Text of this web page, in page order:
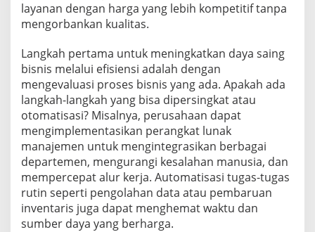
layanan dengan harga yang lebih kompetitif tanpa
mengorbankan kualitas.
Langkah pertama untuk meningkatkan daya saing
bisnis melalui efisiensi adalah dengan
mengevaluasi proses bisnis yang ada. Apakah ada
langkah-langkah yang bisa dipersingkat atau
otomatisasi? Misalnya, perusahaan dapat
mengimplementasikan perangkat lunak
manajemen untuk mengintegrasikan berbagai
departemen, mengurangi kesalahan manusia, dan
mempercepat alur kerja. Automatisasi tugas-tugas
rutin seperti pengolahan data atau pembaruan
inventaris juga dapat menghemat waktu dan
sumber daya yang berharga.